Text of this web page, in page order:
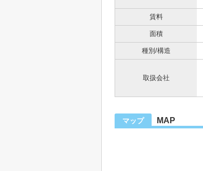
賃料
面積
種別/構造
取扱会社
マップ MAP